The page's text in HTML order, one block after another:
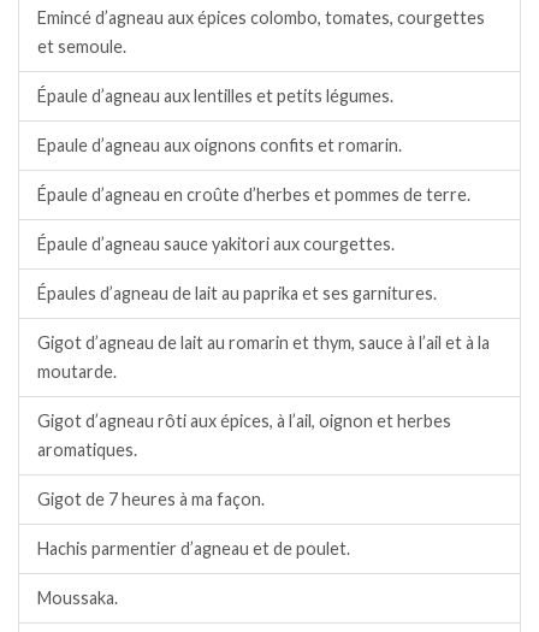
Emincé d’agneau aux épices colombo, tomates, courgettes
et semoule.
Épaule d’agneau aux lentilles et petits légumes.
Epaule d’agneau aux oignons confits et romarin.
Épaule d’agneau en croûte d’herbes et pommes de terre.
Épaule d’agneau sauce yakitori aux courgettes.
Épaules d’agneau de lait au paprika et ses garnitures.
Gigot d’agneau de lait au romarin et thym, sauce à l’ail et à la
moutarde.
Gigot d’agneau rôti aux épices, à l’ail, oignon et herbes
aromatiques.
Gigot de 7 heures à ma façon.
Hachis parmentier d’agneau et de poulet.
Moussaka.